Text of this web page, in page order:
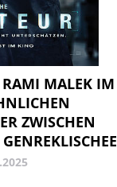
RAMI MALEK IM
ZWISCHEN